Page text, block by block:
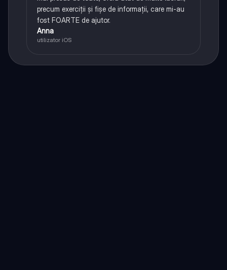
precum exerciții și fișe de informații, care mi-au
fost FOARTE de ajutor.
Anna
utilizator iOS